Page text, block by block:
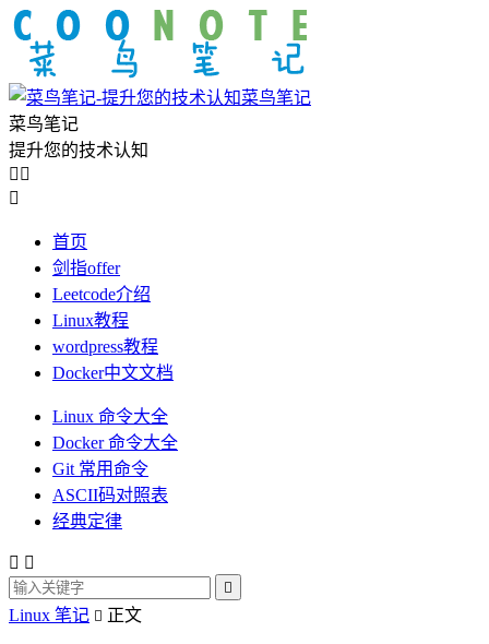
菜鸟笔记
菜鸟笔记
提升您的技术认知
 

首页
剑指offer
Leetcode介绍
Linux教程
wordpress教程
Docker中文文档
Linux 命令大全
Docker 命令大全
Git 常用命令
ASCII码对照表
经典定律
 

Linux 笔记  正文